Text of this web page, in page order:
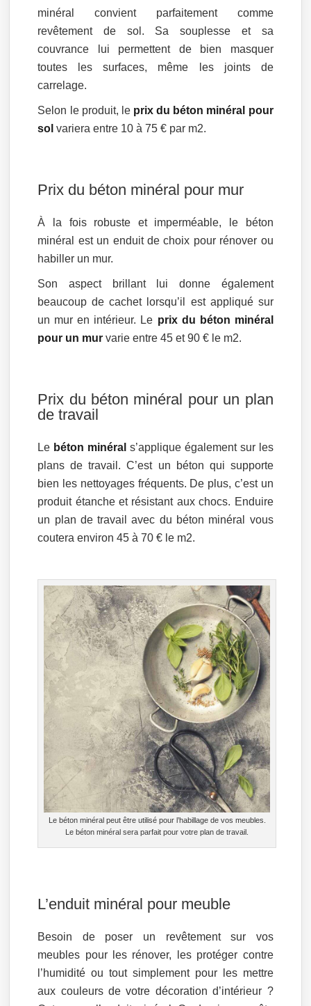
minéral convient parfaitement comme
revêtement de sol. Sa souplesse et sa
couvrance lui permettent de bien masquer
toutes les surfaces, même les joints de
carrelage.
Selon le produit, le prix du béton minéral pour
sol variera entre 10 à 75 € par m2.
Prix du béton minéral pour mur
À la fois robuste et imperméable, le béton
minéral est un enduit de choix pour rénover ou
habiller un mur.
Son aspect brillant lui donne également
beaucoup de cachet lorsqu’il est appliqué sur
un mur en intérieur. Le prix du béton minéral
pour un mur varie entre 45 et 90 € le m2.
Prix du béton minéral pour un plan
de travail
Le béton minéral s’applique également sur les
plans de travail. C’est un béton qui supporte
bien les nettoyages fréquents. De plus, c’est un
produit étanche et résistant aux chocs. Enduire
un plan de travail avec du béton minéral vous
coutera environ 45 à 70 € le m2.
Le béton minéral peut être utilisé pour l’habillage de vos meubles.
Le béton minéral sera parfait pour votre plan de travail.
L’enduit minéral pour meuble
Besoin de poser un revêtement sur vos
meubles pour les rénover, les protéger contre
l’humidité ou tout simplement pour les mettre
aux couleurs de votre décoration d’intérieur ?